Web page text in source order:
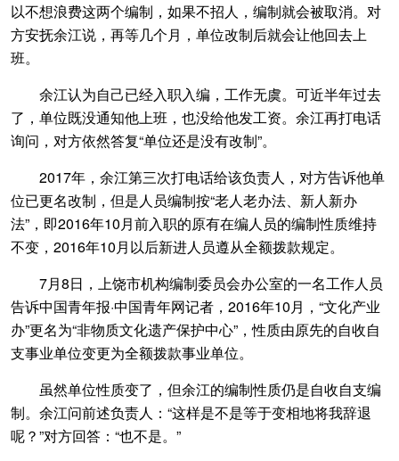
以不想浪费这两个编制，如果不招人，编制就会被取消。对
方安抚余江说，再等几个月，单位改制后就会让他回去上
班。
余江认为自己已经入职入编，工作无虞。可近半年过去
了，单位既没通知他上班，也没给他发工资。余江再打电话
询问，对方依然答复“单位还是没有改制”。
2017年，余江第三次打电话给该负责人，对方告诉他单
位已更名改制，但是人员编制按“老人老办法、新人新办
法”，即2016年10月前入职的原有在编人员的编制性质维持
不变，2016年10月以后新进人员遵从全额拨款规定。
7月8日，上饶市机构编制委员会办公室的一名工作人员
告诉中国青年报·中国青年网记者，2016年10月，“文化产业
办”更名为“非物质文化遗产保护中心”，性质由原先的自收自
支事业单位变更为全额拨款事业单位。
虽然单位性质变了，但余江的编制性质仍是自收自支编
制。余江问前述负责人：“这样是不是等于变相地将我辞退
呢？”对方回答：“也不是。”